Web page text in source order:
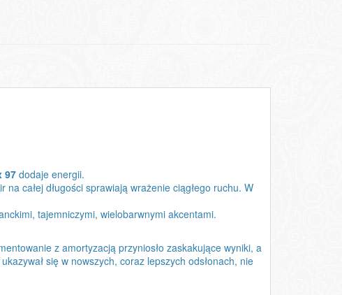
97dodaje energii.
całej długości sprawiają wrażenie ciągłego ruchu. W
tajemniczymi, wielobarwnymi akcentami.
z amortyzacją przyniosło zaskakujące wyniki, a
się w nowszych, coraz lepszych odsłonach, nie